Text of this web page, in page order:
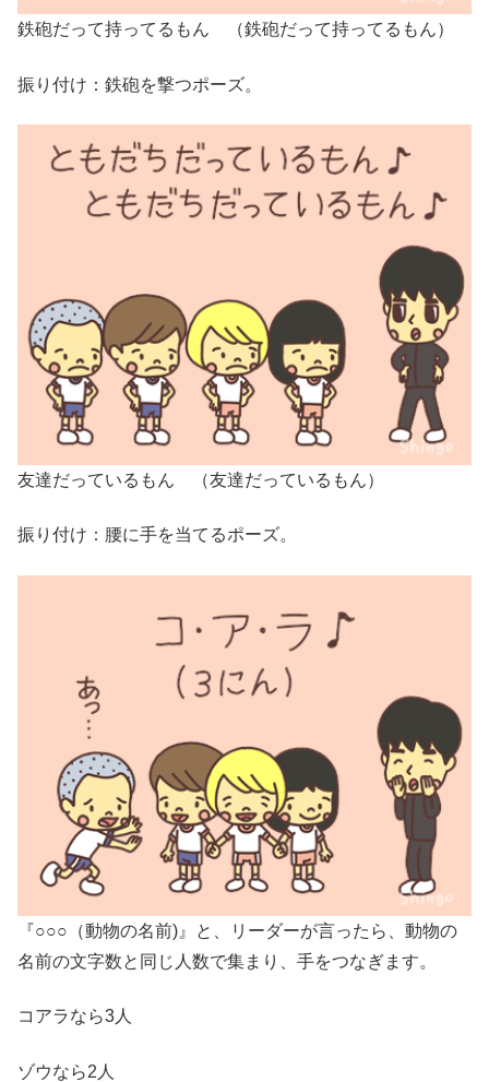
鉄砲だって持ってるもん （鉄砲だって持ってるもん）
振り付け：鉄砲を撃つポーズ。
友達だっているもん （友達だっているもん）
振り付け：腰に手を当てるポーズ。
『○○○（動物の名前)』と、リーダーが言ったら、動物の
名前の文字数と同じ人数で集まり、手をつなぎます。
コアラなら3人
ゾウなら2人